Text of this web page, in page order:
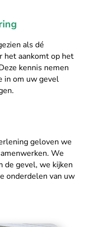
als dé
het aankomt op het
kennis nemen
in om uw gevel
geloven we
We
de gevel, we kijken
onderdelen van uw